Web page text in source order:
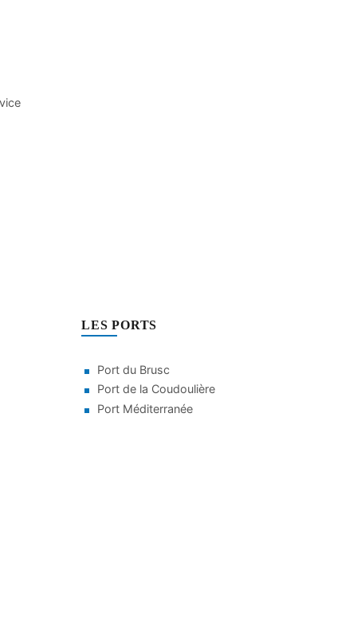
LES PORTS
Port du Brusc
Port de la Coudoulière
Port Méditerranée